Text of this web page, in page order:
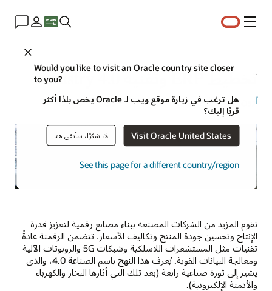
القائمة
Would you like to visit an Oracle country site closer
to you?
هل ترغب في زيارة موقع ويب لـ Oracle يخص بلدًا أكثر
قربًا إليك؟
Visit Oracle United States لا، شكرًا، سأبقى هنا
See this page for a different country/region
تخطيط ERP وتقنية Industry 4.0
آرون ريكاديلا| خبير في استراتيجية المحتوى | 17 نوفمبر 2023
تقوم المزيد من الشركات المصنعة ببناء مصانع رقمية لتعزيز قدرة
الإنتاج وتحسين جودة المنتج وتكاليف الأسعار. تتضمن الرقمنة عادةً
تقنيات مثل المستشعرات اللاسلكية وشبكات 5G والروبوتات الآلية
ومعالجة البيانات القوية. يُعرف هذا النهج باسم الصناعة 4.0، والذي
يشير إلى ثورة صناعية رابعة (بعد تلك التي أثارها البخار والكهرباء
والأتمتة الإلكترونية).